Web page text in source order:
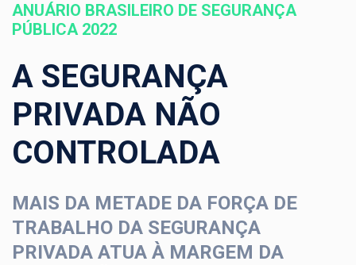
ANUÁRIO BRASILEIRO DE SEGURANÇA
PÚBLICA 2022
A SEGURANÇA
PRIVADA NÃO
CONTROLADA
MAIS DA METADE DA FORÇA DE
TRABALHO DA SEGURANÇA
PRIVADA ATUA À MARGEM DA